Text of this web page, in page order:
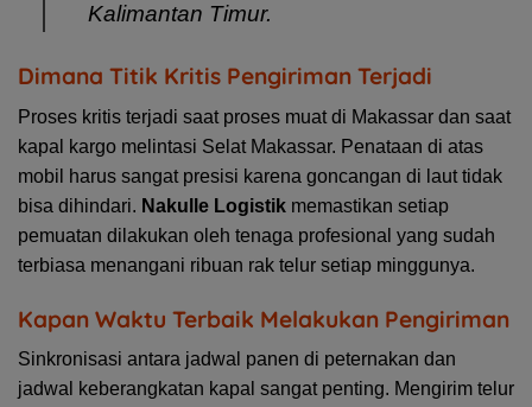
Kalimantan Timur.
Dimana Titik Kritis Pengiriman Terjadi
Proses kritis terjadi saat proses muat di Makassar dan saat
kapal kargo melintasi Selat Makassar. Penataan di atas
mobil harus sangat presisi karena goncangan di laut tidak
bisa dihindari. Nakulle Logistik memastikan setiap
pemuatan dilakukan oleh tenaga profesional yang sudah
terbiasa menangani ribuan rak telur setiap minggunya.
Kapan Waktu Terbaik Melakukan Pengiriman
Sinkronisasi antara jadwal panen di peternakan dan
jadwal keberangkatan kapal sangat penting. Mengirim telur